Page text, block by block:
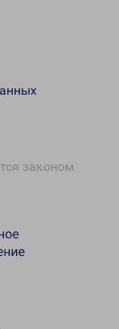
законом